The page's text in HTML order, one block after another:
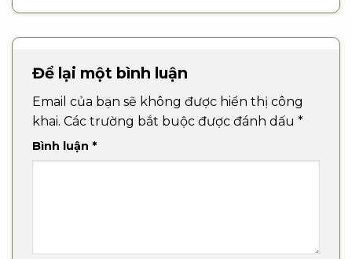
Để lại một bình luận
Email của bạn sẽ không được hiển thị công
khai. Các trường bắt buộc được đánh dấu *
Bình luận *